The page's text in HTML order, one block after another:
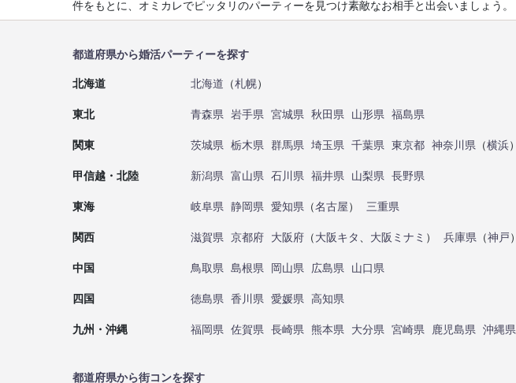
件をもとに、オミカレでピッタリのパーティーを見つけ素敵なお相手と出会いましょう。
都道府県から婚活パーティーを探す
北海道 北海道 （札幌）
東北 青森県 岩手県 宮城県 秋田県 山形県 福島県
関東 茨城県 栃木県 群馬県 埼玉県 千葉県 東京都 神奈川県 （横浜）
甲信越・北陸 新潟県 富山県 石川県 福井県 山梨県 長野県
東海 岐阜県 静岡県 愛知県 （名古屋） 三重県
関西 滋賀県 京都府 大阪府 （大阪キタ 大阪ミナミ ） 兵庫県 （神戸）
中国 鳥取県 島根県 岡山県 広島県 山口県
四国 徳島県 香川県 愛媛県 高知県
九州・沖縄 福岡県 佐賀県 長崎県 熊本県 大分県 宮崎県 鹿児島県 沖縄県
都道府県から街コンを探す